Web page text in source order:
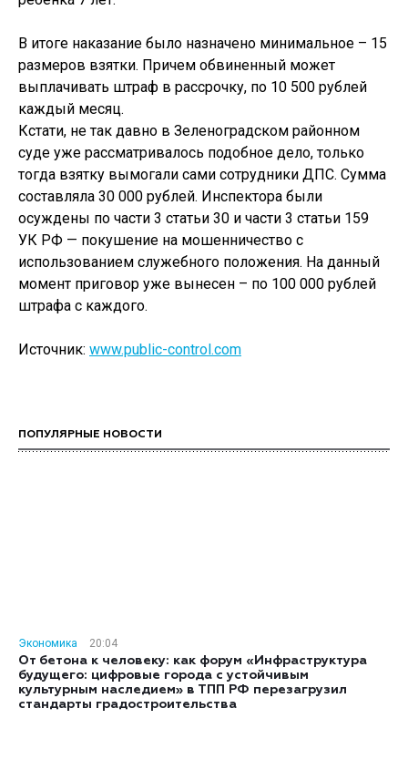
В итоге наказание было назначено минимальное – 15
размеров взятки. Причем обвиненный может
выплачивать штраф в рассрочку, по 10 500 рублей
каждый месяц.
Кстати, не так давно в Зеленоградском районном
суде уже рассматривалось подобное дело, только
тогда взятку вымогали сами сотрудники ДПС. Сумма
составляла 30 000 рублей. Инспектора были
осуждены по части 3 статьи 30 и части 3 статьи 159
УК РФ — покушение на мошенничество с
использованием служебного положения. На данный
момент приговор уже вынесен – по 100 000 рублей
штрафа с каждого.
Источник: www.public-control.com
ПОПУЛЯРНЫЕ НОВОСТИ
Экономика
20:04
От бетона к человеку: как форум «Инфраструктура
будущего: цифровые города с устойчивым
культурным наследием» в ТПП РФ перезагрузил
стандарты градостроительства